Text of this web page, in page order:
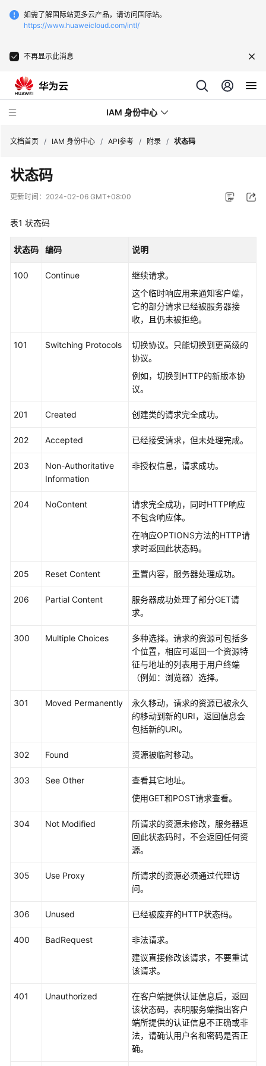
如需了解国际站更多云产品，请访问国际站。
https://www.huaweicloud.com/intl/
不再显示此消息
IAM 身份中心
最
新
态
产
介
门
南
API
考
状
误
取
文档首页 / IAM 身份中心 / API参考 / 附录 / 状态码
状态码
更新时间： 2024-02-06 GMT+08:00
表1 状态码
状态码 编码 说明
100 Continue
继续请求。
这个临时响应用来通知客户端，
它的部分请求已经被服务器接
收，且仍未被拒绝。
101 Switching Protocols
切换协议。只能切换到更高级的
协议。
例如，切换到HTTP的新版本协
议。
201 Created 创建类的请求完全成功。
202 Accepted 已经接受请求，但未处理完成。
203
Non-Authoritative
Information
非授权信息，请求成功。
204 NoContent
请求完全成功，同时HTTP响应
不包含响应体。
在响应OPTIONS方法的HTTP请
求时返回此状态码。
205 Reset Content 重置内容，服务器处理成功。
206 Partial Content
服务器成功处理了部分GET请
求。
300 Multiple Choices
多种选择。请求的资源可包括多
个位置，相应可返回一个资源特
征与地址的列表用于用户终端
（例如：浏览器）选择。
301 Moved Permanently
永久移动，请求的资源已被永久
的移动到新的URI，返回信息会
包括新的URI。
302 Found 资源被临时移动。
303 See Other
查看其它地址。
使用GET和POST请求查看。
304 Not Modified
所请求的资源未修改，服务器返
回此状态码时，不会返回任何资
源。
305 Use Proxy
所请求的资源必须通过代理访
问。
306 Unused 已经被废弃的HTTP状态码。
400 BadRequest
非法请求。
建议直接修改该请求，不要重试
该请求。
401 Unauthorized
在客户端提供认证信息后，返回
该状态码，表明服务端指出客户
端所提供的认证信息不正确或非
法，请确认用户名和密码是否正
确。